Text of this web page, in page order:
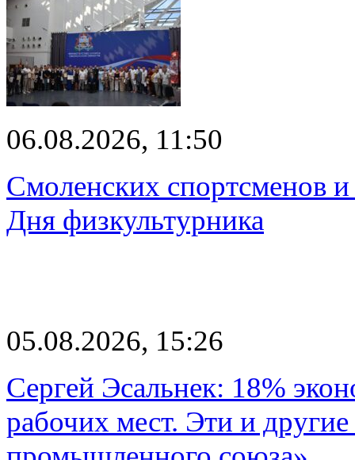
06.08.2026, 11:50
Смоленских спортсменов
Дня физкультурника
05.08.2026, 15:26
Сергей Эсальнек: 18%
рабочих мест. Эти и